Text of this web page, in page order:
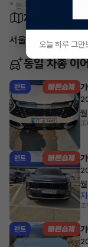
* 본 정보는 지자체마다
차량 위치
서울 강남구 논현동
동일 차종 이
렌트
월
렌트
월
렌트
오늘 하루 그만